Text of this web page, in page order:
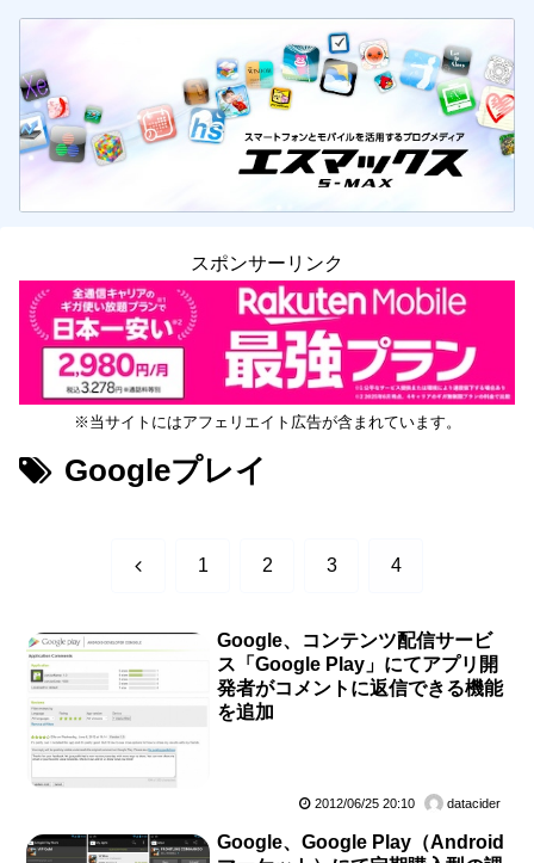
スポンサーリンク
※当サイトにはアフェリエイト広告が含まれています。
Googleプレイ
前 1 2 3 4
Google、コンテンツ配信サービ
ス「Google Play」にてアプリ開
発者がコメントに返信できる機能
を追加
2012/06/25 20:10 datacider
Google、Google Play（Android